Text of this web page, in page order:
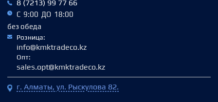
8 (7213) 99 77 66
С 9:00 ДО 18:00
без обеда
Розница:
info@kmktradeco.kz
Опт:
sales.opt@kmktradeco.kz
г. Алматы, ул. Рыскулова 82.